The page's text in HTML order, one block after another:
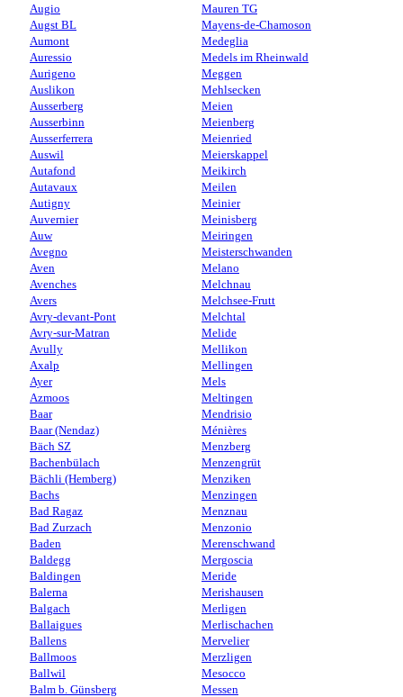
Augio
Augst BL
Aumont
Auressio
Aurigeno
Auslikon
Ausserberg
Ausserbinn
Ausserferrera
Auswil
Autafond
Autavaux
Autigny
Auvernier
Auw
Avegno
Aven
Avenches
Avers
Avry-devant-Pont
Avry-sur-Matran
Avully
Axalp
Ayer
Azmoos
Baar
Baar (Nendaz)
Bäch SZ
Bachenbülach
Bächli (Hemberg)
Bachs
Bad Ragaz
Bad Zurzach
Baden
Baldegg
Baldingen
Balerna
Balgach
Ballaigues
Ballens
Ballmoos
Ballwil
Balm b. Günsberg
Mauren TG
Mayens-de-Chamoson
Medeglia
Medels im Rheinwald
Meggen
Mehlsecken
Meien
Meienberg
Meienried
Meierskappel
Meikirch
Meilen
Meinier
Meinisberg
Meiringen
Meisterschwanden
Melano
Melchnau
Melchsee-Frutt
Melchtal
Melide
Mellikon
Mellingen
Mels
Meltingen
Mendrisio
Ménières
Menzberg
Menzengrüt
Menziken
Menzingen
Menznau
Menzonio
Merenschwand
Mergoscia
Meride
Merishausen
Merligen
Merlischachen
Mervelier
Merzligen
Mesocco
Messen